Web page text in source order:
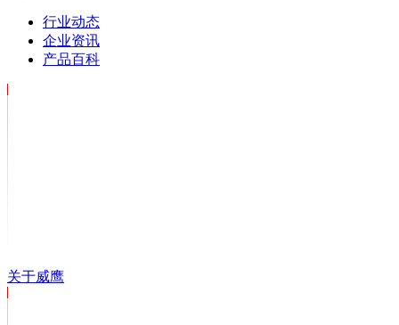
行业动态
企业资讯
产品百科
关于威鹰